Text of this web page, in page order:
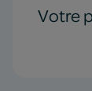
Votre